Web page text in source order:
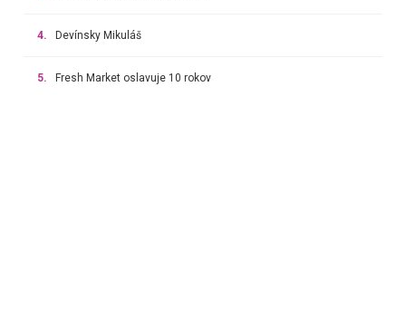
4. Devínsky Mikuláš
5. Fresh Market oslavuje 10 rokov